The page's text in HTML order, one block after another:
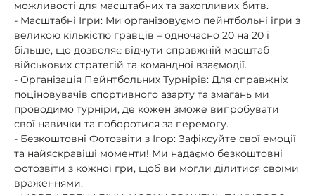
можливості для масштабних та захопливих битв.
- Масштабні Ігри: Ми організовуємо пейнтбольні ігри з
великою кількістю гравців – одночасно 20 на 20 і
більше, що дозволяє відчути справжній масштаб
військових стратегій та командної взаємодії.
- Організація Пейнтбольних Турнірів: Для справжніх
поціновувачів спортивного азарту та змагань ми
проводимо турніри, де кожен зможе випробувати
свої навички та поборотися за перемогу.
- Безкоштовні Фотозвіти з Ігор: Зафіксуйте свої емоції
та найяскравіші моменти! Ми надаємо безкоштовні
фотозвіти з кожної гри, щоб ви могли ділитися своїми
враженнями.